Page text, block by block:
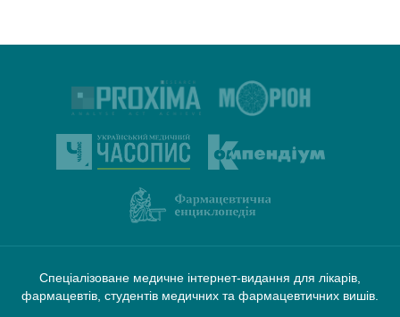
Спеціалізоване медичне інтернет-видання для лікарів,
фармацевтів, студентів медичних та фармацевтичних вишів.